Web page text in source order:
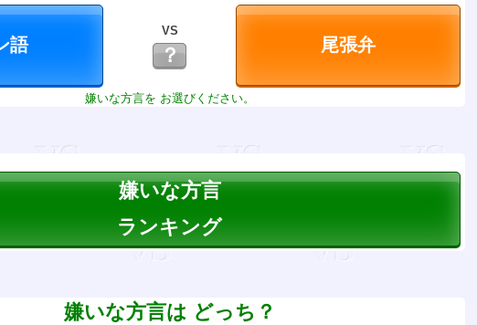
VS
？
嫌いな方言を お選びください。
嫌いな方言
ランキング
嫌いな方言は どっち？